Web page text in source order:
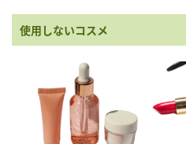
使用しないコスメ